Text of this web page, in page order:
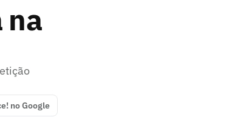
na
no Google